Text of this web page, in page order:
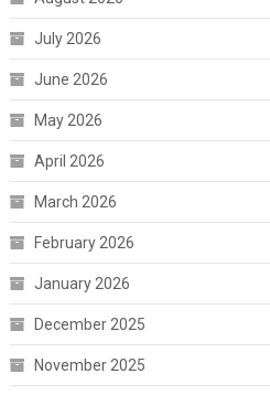
July 2026
June 2026
May 2026
April 2026
March 2026
February 2026
January 2026
December 2025
November 2025